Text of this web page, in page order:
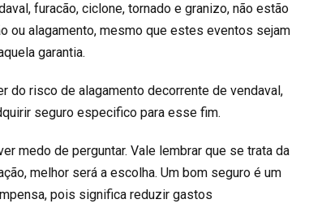
furacão, ciclone, tornado e granizo, não estão
ou alagamento, mesmo que estes eventos sejam
garantia.
do risco de alagamento decorrente de vendaval,
seguro especifico para esse fim.
medo de perguntar. Vale lembrar que se trata da
melhor será a escolha. Um bom seguro é um
pois significa reduzir gastos